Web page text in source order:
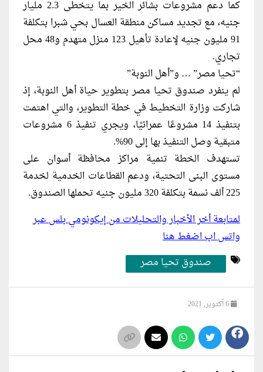
كما دعم مشروعات بشائر الخير بما يتخطى 2.3 مليار
جنيه، مع تجديد مساكن منطقة العسال بحي شبرا بتكلفة
91 مليون جنيه لإعادة تأهيل 123 منزل متهدم و48 محل
تجاري.
“تحيا مصر” … و”أهل النوبة”
لم ينفرد صندوق تحيا مصر بتطوير حياة أهل النوبة، إذ
شاركت وزارة التخطيط في خطة التطوير، والتي اهتمت
بتنفيذ 14 مشروعًا عمرانيًا، ويجري تنفيذ 6 مشروعات
متبقية وصل التنفيذ بها إلى 90%.
تستهدف الخطة تنمية مراكز محافظة أسوان على
مستوى البنى التحتية، ودعم القطاعات الخدمية لخدمة
225 ألف نسمة بتكلفة 320 مليون جنيه تحملها الصندوق.
لمتابعة أخر الأخبار والتحليلات من إيكونومي بلس عبر
واتس اب اضغط هنا
صندوق تحيا مصر